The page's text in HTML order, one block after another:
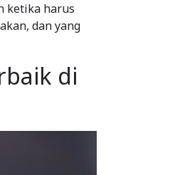
ketika harus
dan yang
di